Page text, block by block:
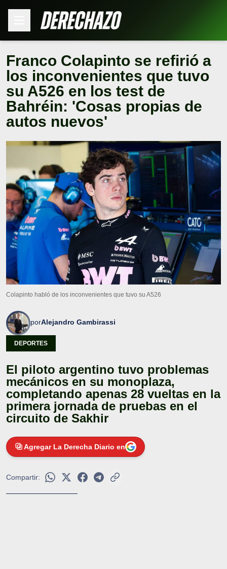
Franco Colapinto se refirió a
los inconvenientes que tuvo
su A526 en los test de
Bahréin: 'Cosas propias de
autos nuevos'
Colapinto habló de los inconvenientes que tuvo su A526
porAlejandro Gambirassi
DEPORTES
El piloto argentino tuvo problemas
mecánicos en su monoplaza,
completando apenas 28 vueltas en la
primera jornada de pruebas en el
circuito de Sakhir
Agregar La Derecha Diario en
Compartir: